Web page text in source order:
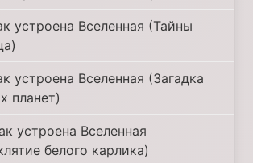
устроена Вселенная (Тайны
устроена Вселенная (Загадка
планет)
устроена Вселенная
белого карлика)